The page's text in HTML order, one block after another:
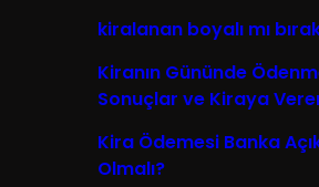
kiralanan boyalı mı
Kiranın Gününde
Sonuçlar ve Kiraya
Kira Ödemesi Banka
Olmalı?